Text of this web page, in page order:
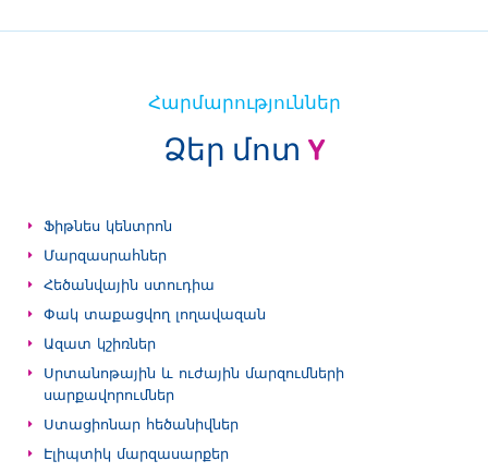
Հարմարություններ
Ձեր մոտ Y
Ֆիթնես կենտրոն
Մարզասրահներ
Հեծանվային ստուդիա
Փակ տաքացվող լողավազան
Ազատ կշիռներ
Սրտանոթային և ուժային մարզումների
սարքավորումներ
Ստացիոնար հեծանիվներ
Էլիպտիկ մարզասարքեր